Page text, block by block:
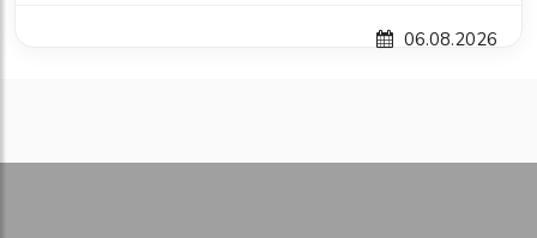
06.08.2026